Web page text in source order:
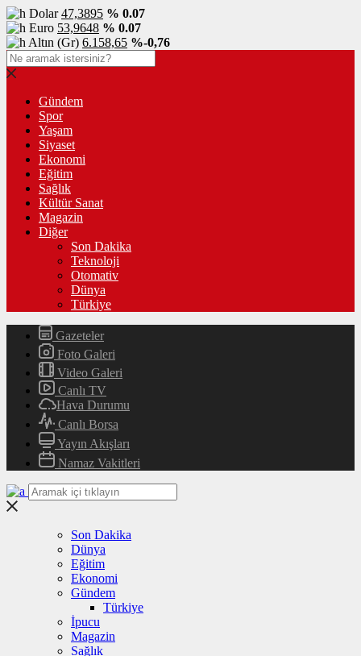
Dolar47,3895 % 0.07
Euro 53,9648 % 0.07
Altın (Gr) 6.158,65 %-0,76
Gündem
Spor
Yaşam
Siyaset
Ekonomi
Eğitim
Sağlık
Kültür Sanat
Magazin
Diğer
Son Dakika
Teknoloji
Otomativ
Dünya
Türkiye
Gazeteler
Foto Galeri
Video Galeri
Canlı TV
Hava Durumu
Canlı Borsa
Yayın Akışları
Namaz Vakitleri
Son Dakika
Dünya
Eğitim
Ekonomi
Gündem
Türkiye
İpucu
Magazin
Sağlık